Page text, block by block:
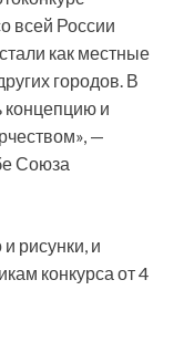
всей России
как местные
городов. В
концепцию и
—
Союза
рисунки, и
конкурса от 4